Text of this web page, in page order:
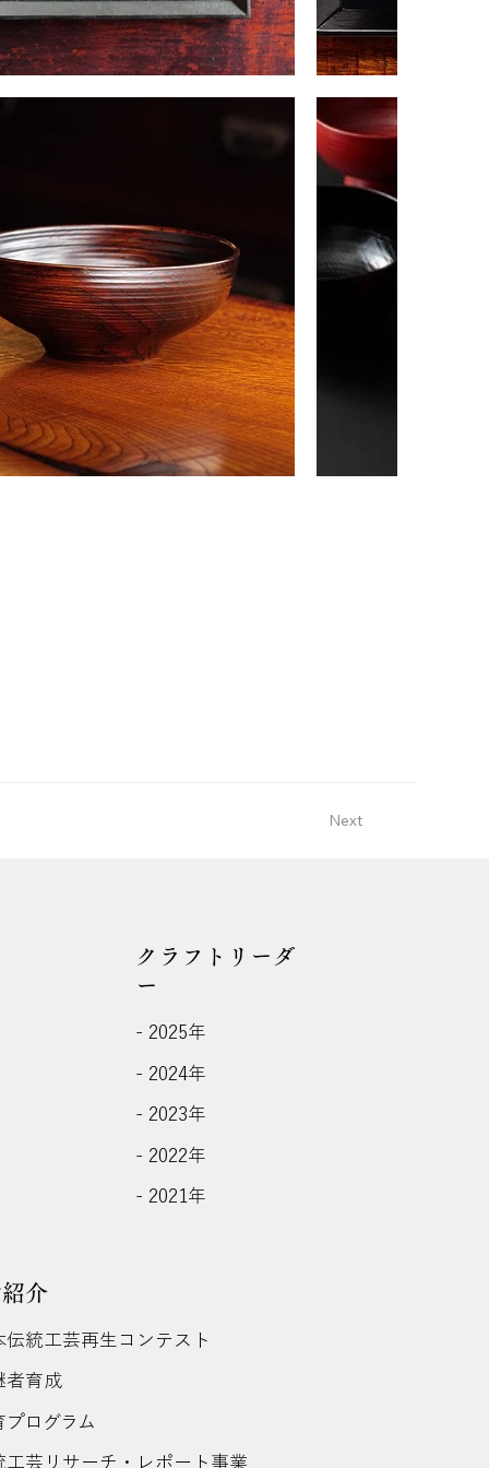
Next
クラフトリーダ
ー
- 2025年
- 2024年
- 2023年
- 2022年
- 2021年
介
伝統工芸再生コンテスト
者育成
ログラム
工芸リサーチ・レポート事業